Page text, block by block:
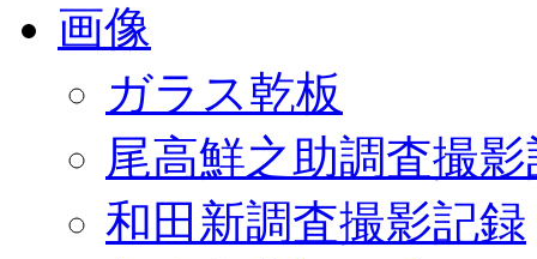
画像
ガラス乾板
尾高鮮之助調査撮
和田新調査撮影記録